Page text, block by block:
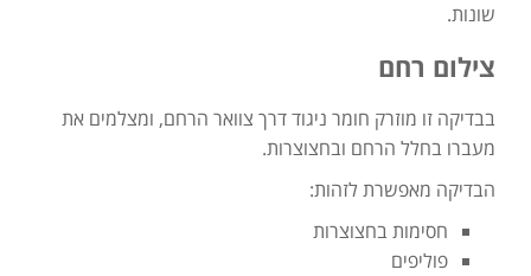
שונות.
צילום רחם
בבדיקה זו מוזרק חומר ניגוד דרך צוואר הרחם, ומצלמים את
מעברו בחלל הרחם ובחצוצרות.
הבדיקה מאפשרת לזהות:
חסימות בחצוצרות
פוליפים